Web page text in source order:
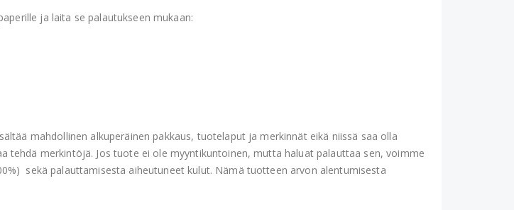
ja laita se palautukseen mukaan:
mahdollinen alkuperäinen pakkaus, tuotelaput ja merkinnät eikä niissä saa olla
tehdä merkintöjä. Jos tuote ei ole myyntikuntoinen, mutta haluat palauttaa sen, voimme
sekä palauttamisesta aiheutuneet kulut. Nämä tuotteen arvon alentumisesta